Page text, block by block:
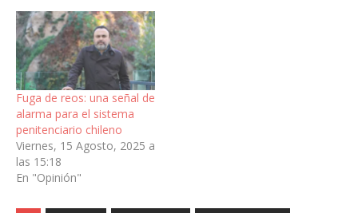
Fuga de reos: una señal de
alarma para el sistema
penitenciario chileno
Viernes, 15 Agosto, 2025 a
las 15:18
En "Opinión"